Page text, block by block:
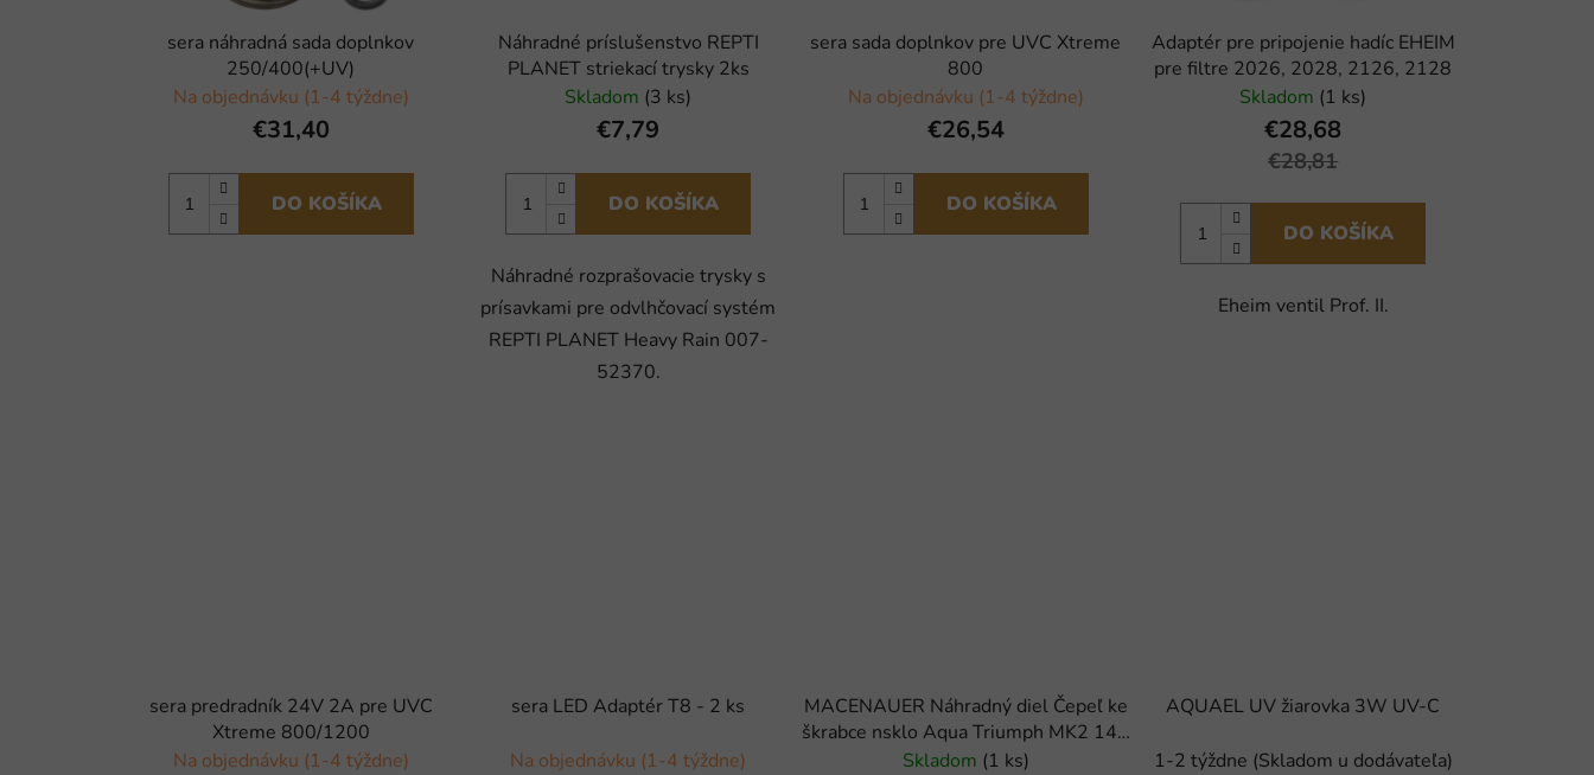
sera náhradná sada doplnkov
250/400(+UV)
Na objednávku (1-4 týždne)
€31,40
DO KOŠÍKA
Náhradné príslušenstvo REPTI
PLANET striekací trysky 2ks
Skladom (3 ks)
€7,79
DO KOŠÍKA
Náhradné rozprašovacie trysky s
prísavkami pre odvlhčovací systém
REPTI PLANET Heavy Rain 007-
52370.
sera sada doplnkov pre UVC Xtreme
800
Na objednávku (1-4 týždne)
€26,54
DO KOŠÍKA
Adaptér pre pripojenie hadíc EHEIM
pre filtre 2026, 2028, 2126, 2128
Skladom (1 ks)
€28,68
€28,81
DO KOŠÍKA
Eheim ventil Prof. II.
sera predradník 24V 2A pre UVC
Xtreme 800/1200
Na objednávku (1-4 týždne)
sera LED Adaptér T8 - 2 ks
Na objednávku (1-4 týždne)
MACENAUER Náhradný diel Čepeľ ke
škrabce nsklo Aqua Triumph MK2 140
mm, 5 ks
Skladom (1 ks)
AQUAEL UV žiarovka 3W UV-C
1-2 týždne (Skladom u dodávateľa)